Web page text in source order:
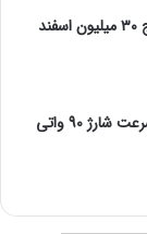
معرفی بهترین گوشی ها در رنج ۳۰ میلیون اسفند
گوشی Redmi Note 14 Pro سرعت شارژ 90 واتی